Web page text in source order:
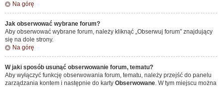
Na górę
Jak obserwować wybrane forum?
Aby obserwować wybrane forum, należy kliknąć „Obserwuj forum” znajdujący
się na dole strony.
Na górę
W jaki sposób usunąć obserwowanie forum, tematu?
Aby wyłączyć funkcję obserwowania forum, tematu, należy przejść do panelu
zarządzania kontem i następnie do karty Obserwowane. W tym miejscu można